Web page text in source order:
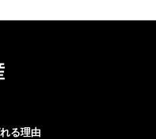
る理由